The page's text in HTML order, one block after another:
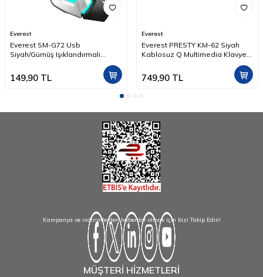
Everest
Everest SM-G72 Usb
Siyah/Gümüş Işıklandırmalı
149,90 TL
Everest
Everest PRESTY KM-62 Siyah
Kablosuz Q Multimedia Klavye +
749,90TL
Kampanya ve indirimlerden haberdar olmak için bizi Takip Edin!
MÜŞTERİ HİZMETLERİ